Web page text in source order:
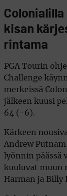
kisan
rintama
PGA Tourin
Challenge
merkeissä
jälkeen kuusi
64 (-6).
Kärkeen
Andrew
lyönnin päässä
kuuluvat muun
Harman ja Billy